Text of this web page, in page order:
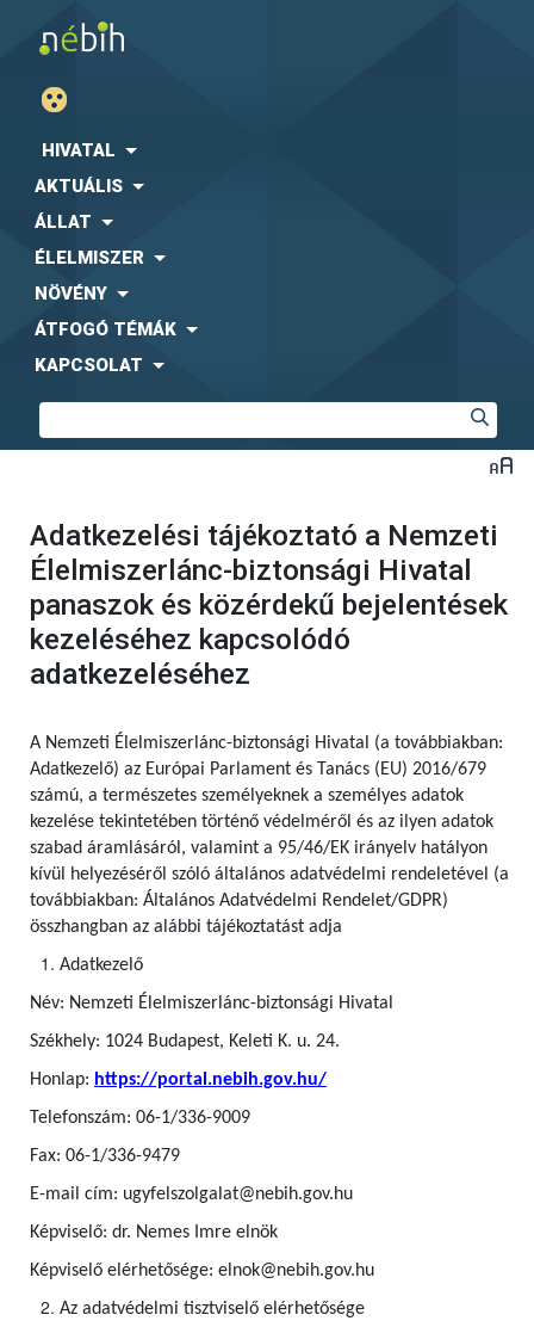
HIVATAL
AKTUÁLIS
ÁLLAT
ÉLELMISZER
NÖVÉNY
ÁTFOGÓ TÉMÁK
KAPCSOLAT
Adatkezelési tájékoztató a Nemzeti
Élelmiszerlánc-biztonsági Hivatal
panaszok és közérdekű bejelentések
kezeléséhez kapcsolódó
adatkezeléséhez
A Nemzeti Élelmiszerlánc-biztonsági Hivatal (a továbbiakban:
Adatkezelő) az Európai Parlament és Tanács (EU) 2016/679
számú, a természetes személyeknek a személyes adatok
kezelése tekintetében történő védelméről és az ilyen adatok
szabad áramlásáról, valamint a 95/46/EK irányelv hatályon
kívül helyezéséről szóló általános adatvédelmi rendeletével (a
továbbiakban: Általános Adatvédelmi Rendelet/GDPR)
összhangban az alábbi tájékoztatást adja
Adatkezelő
Név: Nemzeti Élelmiszerlánc-biztonsági Hivatal
Székhely: 1024 Budapest, Keleti K. u. 24.
Honlap: https://portal.nebih.gov.hu/
Telefonszám: 06-1/336-9009
Fax: 06-1/336-9479
E-mail cím: ugyfelszolgalat@nebih.gov.hu
Képviselő: dr. Nemes Imre elnök
Képviselő elérhetősége: elnok@nebih.gov.hu
Az adatvédelmi tisztviselő elérhetősége